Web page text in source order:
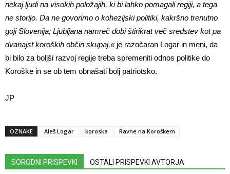
nekaj ljudi na visokih položajih, ki bi lahko pomagali regiji, a tega
ne storijo. Da ne govorimo o kohezijski politiki, kakršno trenutno
goji Slovenija; Ljubljana namreč dobi štirikrat več sredstev kot pa
dvanajst koroških občin skupaj,« je razočaran Logar in meni, da
bi bilo za boljši razvoj regije treba spremeniti odnos politike do
Koroške in se ob tem obnašati bolj patriotsko.
JP
OZNAKE Aleš Logar koroska Ravne na Koroškem
SORODNI PRISPEVKI OSTALI PRISPEVKI AVTORJA